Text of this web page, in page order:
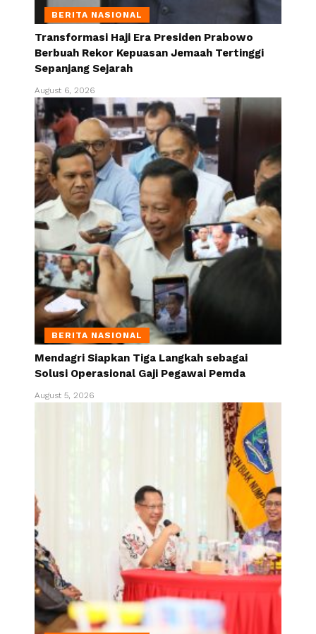
BERITA NASIONAL
Transformasi Haji Era Presiden Prabowo
Berbuah Rekor Kepuasan Jemaah Tertinggi
Sepanjang Sejarah
August 6, 2026
BERITA NASIONAL
Mendagri Siapkan Tiga Langkah sebagai
Solusi Operasional Gaji Pegawai Pemda
August 5, 2026